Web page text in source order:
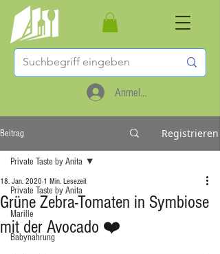
Anmelden
Beitrag Registrieren
Private Taste by Anita
Marille
Babynahrung
Private Taste by Anita
Grüne Zebra-Tomaten in Symbiose
mit der Avocado ❤️
18. Jan. 2020 1 Min. Lesezeit